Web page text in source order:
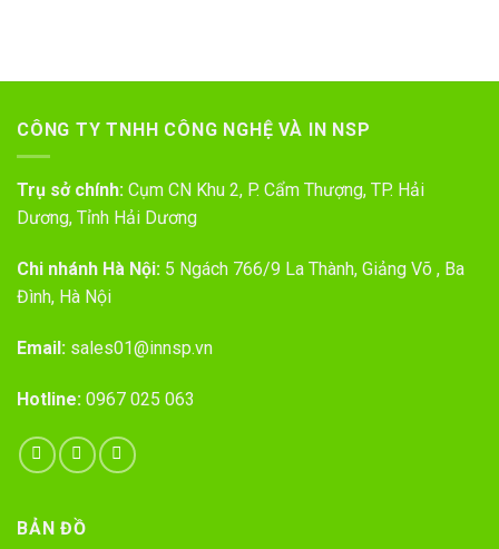
CÔNG TY TNHH CÔNG NGHỆ VÀ IN NSP
Trụ sở chính: Cụm CN Khu 2, P. Cẩm Thượng, TP. Hải
Dương, Tỉnh Hải Dương
Chi nhánh Hà Nội: 5 Ngách 766/9 La Thành, Giảng Võ , Ba
Đình, Hà Nội
Email: sales01@innsp.vn
Hotline: 0967 025 063
BẢN ĐỒ